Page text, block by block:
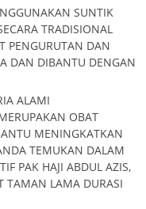
SUNTIK
TRADISIONAL
PENGURUTAN DAN
DAN DIBANTU DENGAN
ALAMI
OBAT
MENINGKATKAN
TEMUKAN DALAM
PAK HAJI ABDUL AZIS,
TAMAN LAMA DURASI